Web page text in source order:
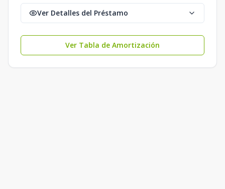
Ver Detalles del Préstamo
Ver Tabla de Amortización